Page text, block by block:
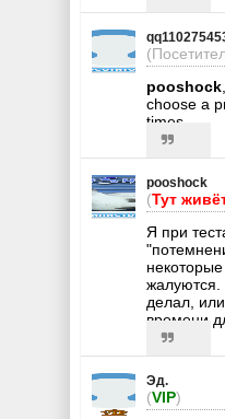
pooshock
choose a
times
pooshock
(Тут
Я при
жалуются.
делал,
времени
Эд.
(VIP)